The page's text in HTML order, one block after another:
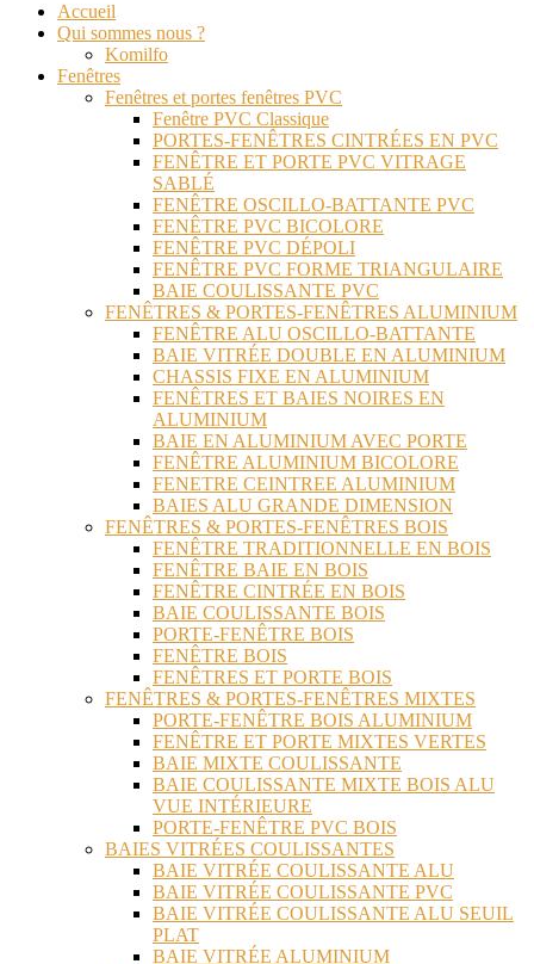
Accueil
Qui sommes nous ?
Komilfo
Fenêtres
Fenêtres et portes fenêtres PVC
Fenêtre PVC Classique
PORTES-FENÊTRES CINTRÉES EN PVC
FENÊTRE ET PORTE PVC VITRAGE
SABLÉ
FENÊTRE OSCILLO-BATTANTE PVC
FENÊTRE PVC BICOLORE
FENÊTRE PVC DÉPOLI
FENÊTRE PVC FORME TRIANGULAIRE
BAIE COULISSANTE PVC
FENÊTRES & PORTES-FENÊTRES ALUMINIUM
FENÊTRE ALU OSCILLO-BATTANTE
BAIE VITRÉE DOUBLE EN ALUMINIUM
CHASSIS FIXE EN ALUMINIUM
FENÊTRES ET BAIES NOIRES EN
ALUMINIUM
BAIE EN ALUMINIUM AVEC PORTE
FENÊTRE ALUMINIUM BICOLORE
FENETRE CEINTREE ALUMINIUM
BAIES ALU GRANDE DIMENSION
FENÊTRES & PORTES-FENÊTRES BOIS
FENÊTRE TRADITIONNELLE EN BOIS
FENÊTRE BAIE EN BOIS
FENÊTRE CINTRÉE EN BOIS
BAIE COULISSANTE BOIS
PORTE-FENÊTRE BOIS
FENÊTRE BOIS
FENÊTRES ET PORTE BOIS
FENÊTRES & PORTES-FENÊTRES MIXTES
PORTE-FENÊTRE BOIS ALUMINIUM
FENÊTRE ET PORTE MIXTES VERTES
BAIE MIXTE COULISSANTE
BAIE COULISSANTE MIXTE BOIS ALU
VUE INTÉRIEURE
PORTE-FENÊTRE PVC BOIS
BAIES VITRÉES COULISSANTES
BAIE VITRÉE COULISSANTE ALU
BAIE VITRÉE COULISSANTE PVC
BAIE VITRÉE COULISSANTE ALU SEUIL
PLAT
BAIE VITRÉE ALUMINIUM